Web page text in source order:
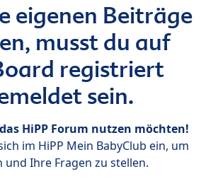
eigenen Beiträge
musst du auf
registriert
sein.
HiPP Forum nutzen möchten!
im HiPP Mein BabyClub ein, um
Ihre Fragen zu stellen.